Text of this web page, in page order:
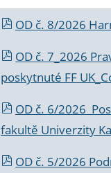
OD č. 8/2026
OD č. 7_2026
poskytnuté FF
OD č. 6/2026
fakultě Univerzity
OD č. 5/2026